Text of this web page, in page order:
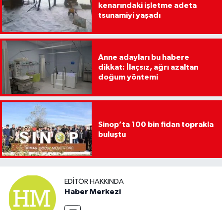
kenarındaki işletme adeta
tsunamiyi yaşadı
Anne adayları bu habere
dikkat: İlaçsız, ağrı azaltan
doğum yöntemi
Sinop’ta 100 bin fidan toprakla
buluştu
EDITÖR HAKKINDA
Haber Merkezi